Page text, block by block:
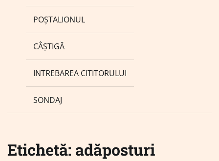
POȘTALIONUL
CÂȘTIGĂ
INTREBAREA CITITORULUI
SONDAJ
Etichetă: adăposturi